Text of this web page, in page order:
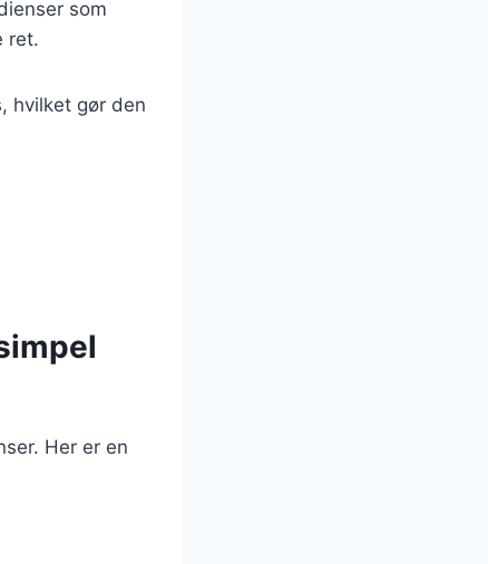
som
ret.
hvilket gør den
Her er en